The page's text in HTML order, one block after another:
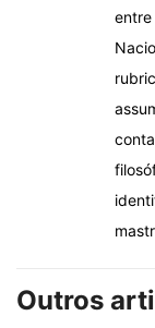
entre
Outros